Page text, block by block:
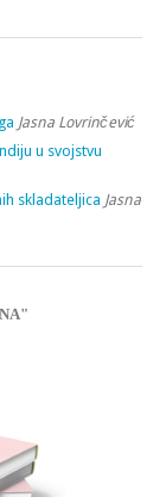
Jasna Lovrinčević
u svojstvu
skladateljica Jasna